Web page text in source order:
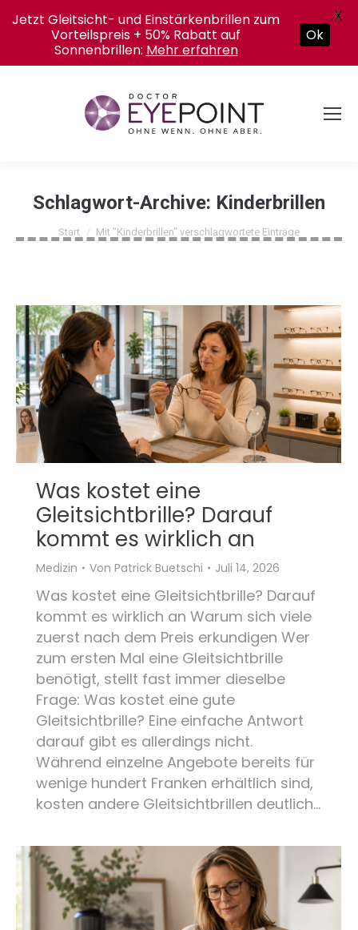
Schlagwort-Archive: Kinderbrillen
Sie befinden sich hier:
Start Mit "Kinderbrillen" verschlagwortete Einträge
Was kostet eine
Gleitsichtbrille? Darauf
kommt es wirklich an
Medizin Von Patrick Buetschi Juli 14, 2026
Was kostet eine Gleitsichtbrille? Darauf
kommt es wirklich an Warum sich viele
zuerst nach dem Preis erkundigen Wer
zum ersten Mal eine Gleitsichtbrille
benötigt, stellt fast immer dieselbe
Frage: Was kostet eine gute
Gleitsichtbrille? Eine einfache Antwort
darauf gibt es allerdings nicht.
Während einzelne Angebote bereits für
wenige hundert Franken erhältlich sind,
kosten andere Gleitsichtbrillen deutlich…
Jetzt Gleitsicht- und Einstärkenbrillen zum
Vorteilspreis + 50% Rabatt auf
Sonnenbrillen: Mehr erfahren
Ok
X